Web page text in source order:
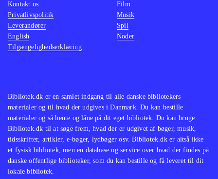
Bibliotek.dk er en samlet indgang til alle danske bibliotekers
materialer og til hvad der udgives i Danmark. Du kan bestille
materialer og så hente og låne på dit eget bibliotek. Du kan bruge
Bibliotek.dk til at søge frem, hvad der er udgivet af bøger, musik,
tidsskrifter, artikler, e-bøger, lydbøger osv. Bibliotek.dk er altså ikke
et fysisk bibliotek, men en database og service over hvad der findes på
danske offentlige biblioteker, som du kan bestille og få leveret til dit
lokale bibliotek.
Kontakt os
Privatlivspolitik
Leverandører
English
Tilgængelighedserklæring
Film
Musik
Spil
Noder